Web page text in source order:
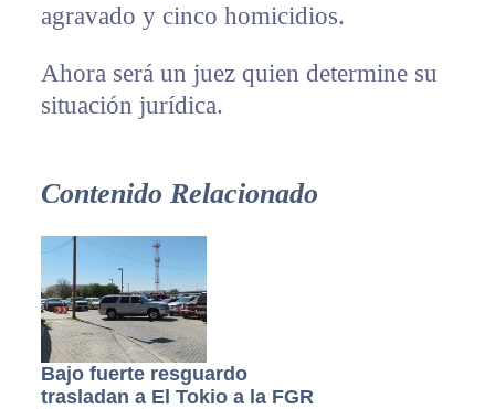
agravado y cinco homicidios.
Ahora será un juez quien determine su
situación jurídica.
Contenido Relacionado
Bajo fuerte resguardo
trasladan a El Tokio a la FGR